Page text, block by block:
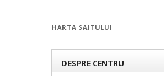
HARTA SAITULUI
DESPRE CENTRU